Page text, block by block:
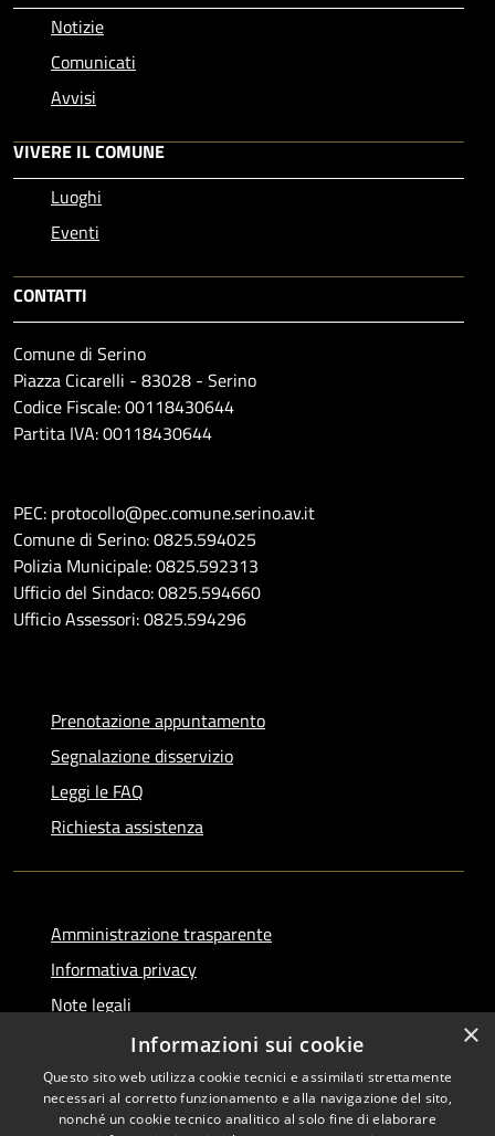
Notizie
Comunicati
Avvisi
VIVERE IL COMUNE
Luoghi
Eventi
CONTATTI
Comune di Serino
Piazza Cicarelli - 83028 - Serino
Codice Fiscale: 00118430644
Partita IVA: 00118430644
PEC: protocollo@pec.comune.serino.av.it
Comune di Serino: 0825.594025
Polizia Municipale: 0825.592313
Ufficio del Sindaco: 0825.594660
Ufficio Assessori: 0825.594296
Prenotazione appuntamento
Segnalazione disservizio
Leggi le FAQ
Richiesta assistenza
Amministrazione trasparente
Informativa privacy
Note legali
Dichiarazione di accessibilità
×
Informazioni sui cookie
Questo sito web utilizza cookie tecnici e assimilati strettamente
necessari al corretto funzionamento e alla navigazione del sito,
nonché un cookie tecnico analitico al solo fine di elaborare